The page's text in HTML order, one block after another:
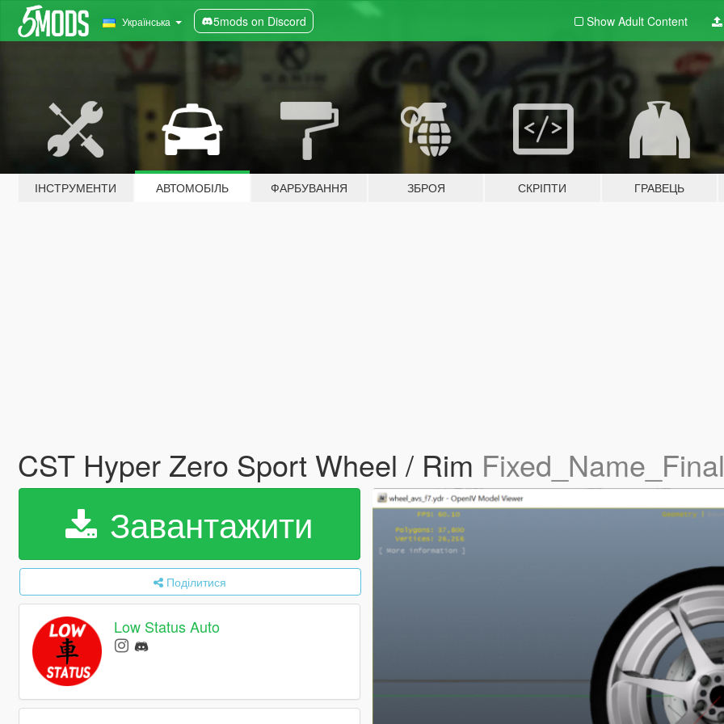
Українська 5mods on Discord Show Adult Content
ІНСТРУМЕНТИ АВТОМОБІЛЬ ФАРБУВАННЯ ЗБРОЯ СКРІПТИ ГРАВЕЦЬ
CST Hyper Zero Sport Wheel / Rim Fixed_Name_Final
Завантажити
Поділитися
Low Status Auto